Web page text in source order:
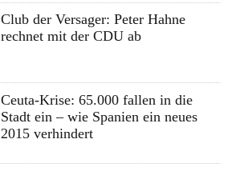
Club der Versager: Peter Hahne
rechnet mit der CDU ab
Ceuta-Krise: 65.000 fallen in die
Stadt ein – wie Spanien ein neues
2015 verhindert